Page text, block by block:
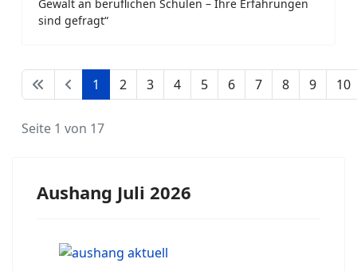
Gewalt an beruflichen Schulen – Ihre Erfahrungen
sind gefragt“
1 2 3 4 5 6 7 8 9 10
Seite 1 von 17
Aushang Juli 2026